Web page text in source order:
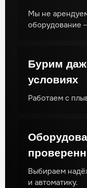
Мы не
оборудование
Бурим
условиях
Работаем с
Выбираем
и автоматику.